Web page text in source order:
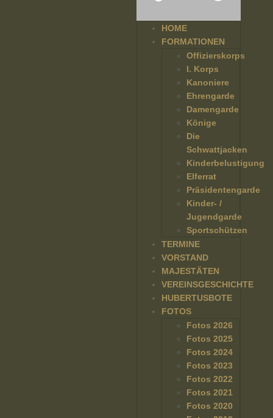
HOME
FORMATIONEN
Offizierskorps
I. Korps
Kanoniere
Ehrengarde
Damengarde
Könige
Die
Schwattjacken
Kinderbelustigung
Elferrat
Präsidentengarde
Kinder- /
Jugendgarde
Sportschützen
TERMINE
VORSTAND
MAJESTÄTEN
VEREINSGESCHICHTE
HUBERTUSBOTE
FOTOS
Fotos 2026
Fotos 2025
Fotos 2024
Fotos 2023
Fotos 2022
Fotos 2021
Fotos 2020